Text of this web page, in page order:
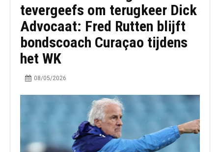
tevergeefs om terugkeer Dick
Advocaat: Fred Rutten blijft
bondscoach Curaçao tijdens
het WK
08/05/2026